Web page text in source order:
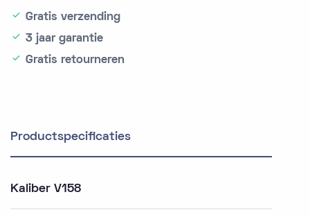
Gratis verzending
3 jaar garantie
Gratis retourneren
Productspecificaties
Kaliber V158